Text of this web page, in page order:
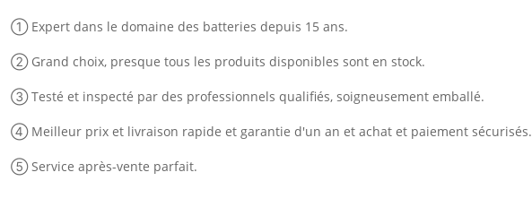
① Expert dans le domaine des batteries depuis 15 ans.
② Grand choix, presque tous les produits disponibles sont en stock.
③ Testé et inspecté par des professionnels qualifiés, soigneusement emballé.
④ Meilleur prix et livraison rapide et garantie d'un an et achat et paiement sécurisés.
⑤ Service après-vente parfait.